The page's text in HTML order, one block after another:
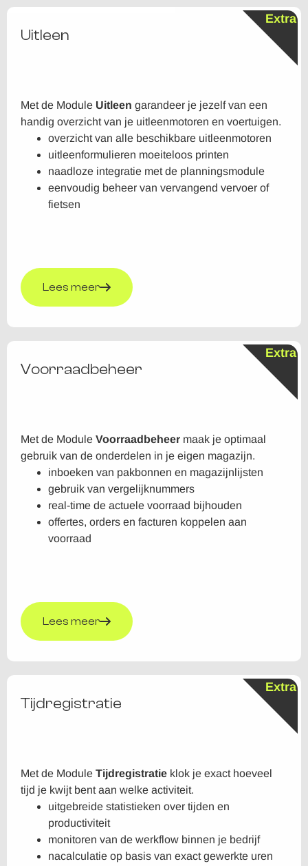
Uitleen
Met de Module Uitleen garandeer je jezelf van een
handig overzicht van je uitleenmotoren en voertuigen.
overzicht van alle beschikbare uitleenmotoren
uitleenformulieren moeiteloos printen
naadloze integratie met de planningsmodule
eenvoudig beheer van vervangend vervoer of
fietsen
Lees meer
Extra
Voorraadbeheer
Met de Module Voorraadbeheer maak je optimaal
gebruik van de onderdelen in je eigen magazijn.
inboeken van pakbonnen en magazijnlijsten
gebruik van vergelijknummers
real-time de actuele voorraad bijhouden
offertes, orders en facturen koppelen aan
voorraad
Lees meer
Extra
Tijdregistratie
Met de Module Tijdregistratie klok je exact hoeveel
tijd je kwijt bent aan welke activiteit.
uitgebreide statistieken over tijden en
productiviteit
monitoren van de werkflow binnen je bedrijf
nacalculatie op basis van exact gewerkte uren
Extra